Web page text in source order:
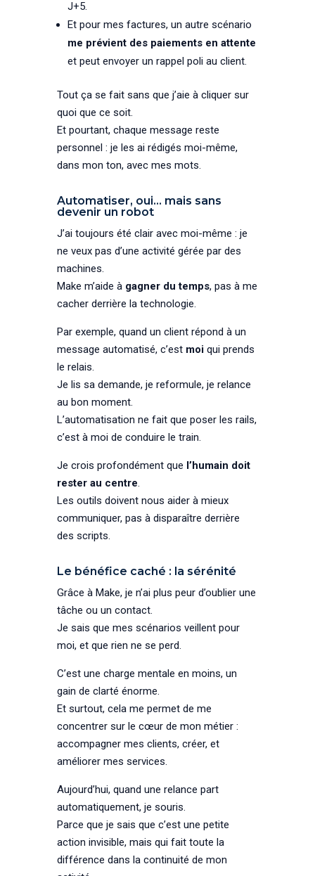
J+5.
Et pour mes factures, un autre scénario
me prévient des paiements en attente
et peut envoyer un rappel poli au client.
Tout ça se fait sans que j’aie à cliquer sur
quoi que ce soit.
Et pourtant, chaque message reste
personnel : je les ai rédigés moi-même,
dans mon ton, avec mes mots.
Automatiser, oui… mais sans
devenir un robot
J’ai toujours été clair avec moi-même : je
ne veux pas d’une activité gérée par des
machines.
Make m’aide à gagner du temps, pas à me
cacher derrière la technologie.
Par exemple, quand un client répond à un
message automatisé, c’est moiqui prends
le relais.
Je lis sa demande, je reformule, je relance
au bon moment.
L’automatisation ne fait que poser les rails,
c’est à moi de conduire le train.
Je crois profondément que l’humain doit
rester au centre.
Les outils doivent nous aider à mieux
communiquer, pas à disparaître derrière
des scripts.
Le bénéfice caché : la sérénité
Grâce à Make, je n’ai plus peur d’oublier une
tâche ou un contact.
Je sais que mes scénarios veillent pour
moi, et que rien ne se perd.
C’est une charge mentale en moins, un
gain de clarté énorme.
Et surtout, cela me permet de me
concentrer sur le cœur de mon métier :
accompagner mes clients, créer, et
améliorer mes services.
Aujourd’hui, quand une relance part
automatiquement, je souris.
Parce que je sais que c’est une petite
action invisible, mais qui fait toute la
différence dans la continuité de mon